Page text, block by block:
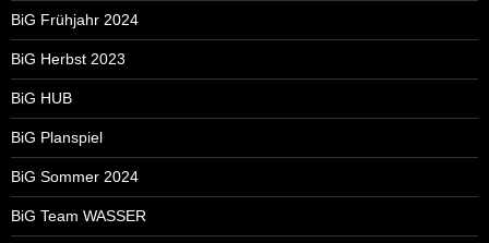
BiG Frühjahr 2024
BiG Herbst 2023
BiG HUB
BiG Planspiel
BiG Sommer 2024
BiG Team WASSER